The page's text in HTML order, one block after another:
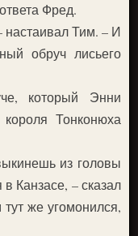
Фред.
настаивал Тим. – И
обруч лисьего
который Энни
Тонконюха
из головы
Канзасе, – сказал
же угомонился,